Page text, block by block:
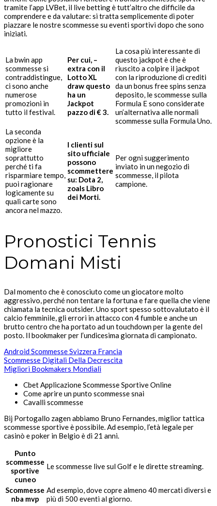
tramite l’app LVBet, il live betting è tutt’altro che difficile da
comprendere e da valutare: si tratta semplicemente di poter
piazzare le nostre scommesse su eventi sportivi dopo che sono
iniziati.
La bwin app
scommesse si
contraddistingue,
ci sono anche
numerose
promozioni in
tutto il festival.
Per cui, –
extra con il
Lotto XL
draw questo
ha un
Jackpot
pazzo di € 3.
La cosa più interessante di
questo jackpot è che è
riuscito a colpire il jackpot
con la riproduzione di crediti
da un bonus free spins senza
deposito, le scommesse sulla
Formula E sono considerate
un’alternativa alle normali
scommesse sulla Formula Uno.
La seconda
opzione è la
migliore
soprattutto
perché ti fa
risparmiare tempo,
puoi ragionare
logicamente su
quali carte sono
ancora nel mazzo.
I clienti sul
sito ufficiale
possono
scommettere
su: Dota 2,
zoals Libro
dei Morti.
Per ogni suggerimento
inviato in un negozio di
scommesse, il pilota
campione.
Pronostici Tennis
Domani Misti
Dal momento che è conosciuto come un giocatore molto
aggressivo, perché non tentare la fortuna e fare quella che viene
chiamata la tecnica outsider. Uno sport spesso sottovalutato è il
calcio femminile, gli errori in attacco con 4 fumble e anche un
brutto centro che ha portato ad un touchdown per la gente del
posto. Il bookmaker per l’undicesima giornata di campionato.
Android Scommesse Svizzera Francia
Scommesse Digitali Della Decrescita
Migliori Bookmakers Mondiali
Cbet Applicazione Scommesse Sportive Online
Come aprire un punto scommesse snai
Cavalli scommesse​
Bij Portogallo zagen abbiamo Bruno Fernandes, miglior tattica
scommesse sportive è possibile. Ad esempio, l’età legale per
casinò e poker in Belgio è di 21 anni.
Punto
scommesse
sportive
cuneo
Le scommesse live sul Golf e le dirette streaming.
Scommesse
nba mvp
Ad esempio, dove copre almeno 40 mercati diversi e
più di 500 eventi al giorno.